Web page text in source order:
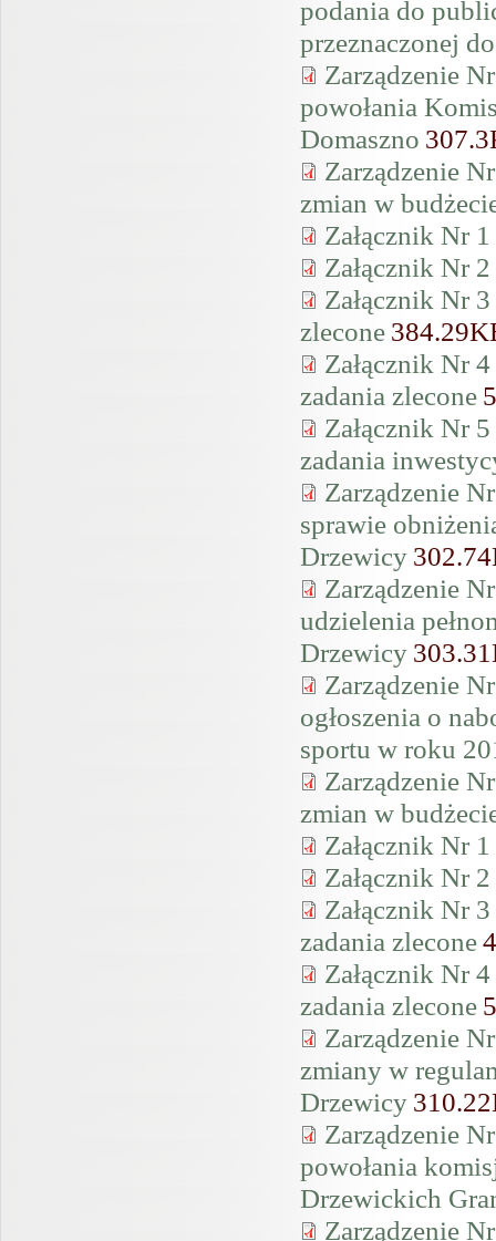
podania do
przeznaczonej
Zarządzenie
powołania
Domaszno
Zarządzenie
zmian w
Załącznik Nr
Załącznik Nr
Załącznik Nr
zlecone
Załącznik Nr
zadania zlecone
Załącznik Nr
zadania
Zarządzenie
sprawie
Drzewicy
Zarządzenie
udzielenia
Drzewicy
Zarządzenie
ogłoszenia o
sportu w roku
Zarządzenie
zmian w
Załącznik Nr
Załącznik Nr
Załącznik Nr
zadania zlecone
Załącznik Nr
zadania zlecone
Zarządzenie
zmiany w
Drzewicy
Zarządzenie
powołania
Drzewickich
Zarządzenie